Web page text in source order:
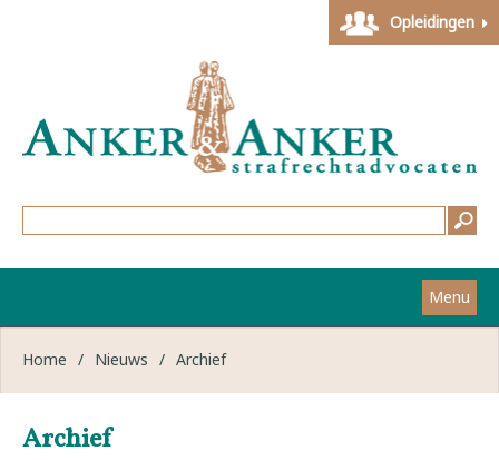
Opleidingen
Menu
Home
Strafzaken
Home / Nieuws / Archief
Archief